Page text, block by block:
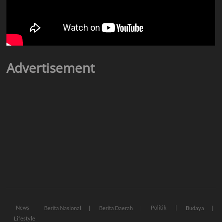
Advertisement
News Berita Nasional Berita Daerah Politik
Budaya
Lifestyle